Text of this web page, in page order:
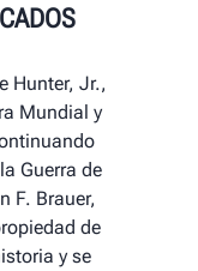
Hunter, Jr.,
Mundial y
Guerra de
F. Brauer,
de
y se